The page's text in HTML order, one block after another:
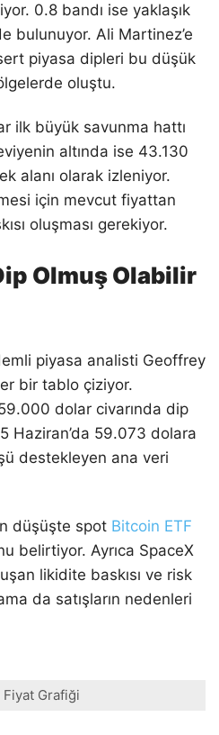
0.8 bandı ise yaklaşık
bulunuyor. Ali Martinez’e
piyasa dipleri bu düşük
oluştu.
ilk büyük savunma hattı
altında ise 43.130
alanı olarak izleniyor.
için mevcut fiyattan
oluşması gerekiyor.
Olmuş Olabilir
piyasa analisti Geoffrey
bir tablo çiziyor.
dolar civarında dip
Haziran’da 59.073 dolara
destekleyen ana veri
düşüşte spot Bitcoin ETF
belirtiyor. Ayrıca SpaceX
likidite baskısı ve risk
da satışların nedenleri
Grafiği